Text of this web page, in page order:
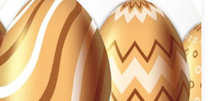
Gouden Eieren puzzeltocht? Hoe gaat
zaterdag en zondag gooien wij
een blad online met opdrachten die leiden
in totaal 6 gouden eieren (beide dagen 3). –